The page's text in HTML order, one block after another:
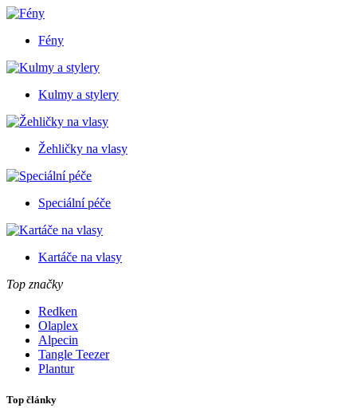
Fény
Kulmy a stylery
Žehličky na vlasy
Speciální péče
Kartáče na vlasy
Top značky
Redken
Olaplex
Alpecin
Tangle Teezer
Plantur
Top články